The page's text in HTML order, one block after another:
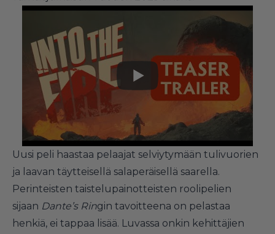
Uusi peli haastaa pelaajat selviytymään tulivuorien
ja laavan täytteisellä salaperäisellä saarella.
Perinteisten taistelupainotteisten roolipelien
sijaan Dante’s Ringin tavoitteena on pelastaa
henkiä, ei tappaa lisää. Luvassa onkin kehittäjien